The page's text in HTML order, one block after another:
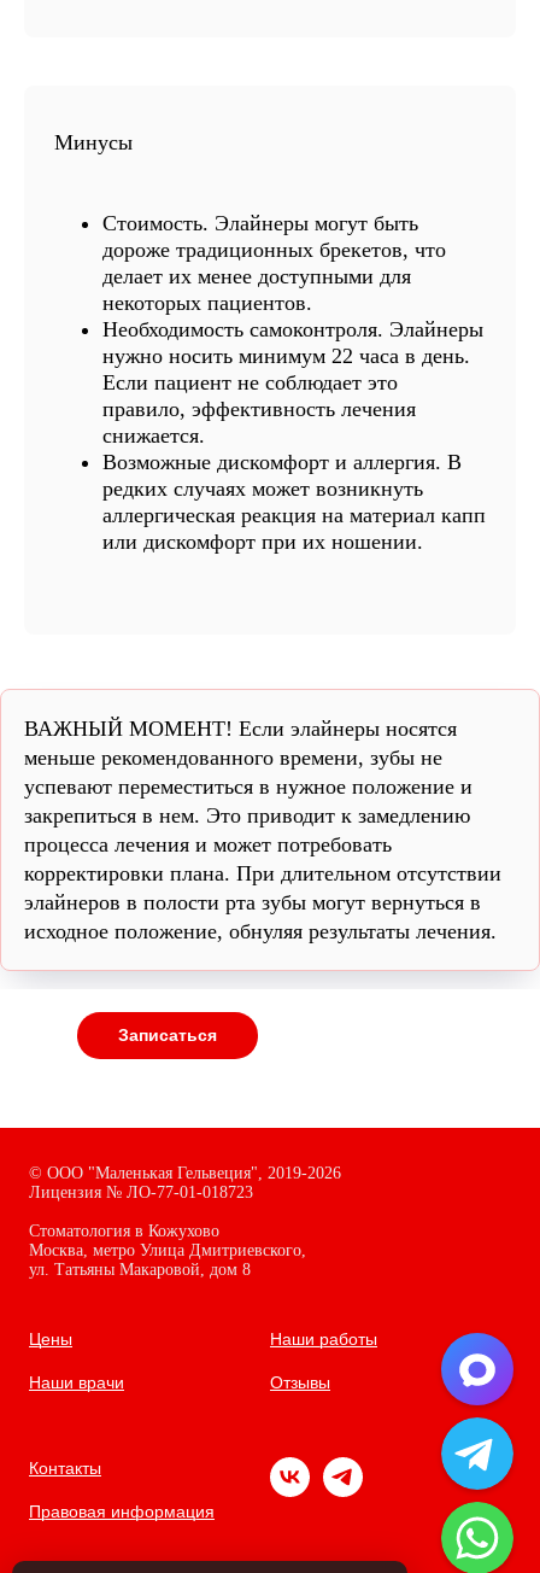
Минусы
Стоимость. Элайнеры могут быть
дороже традиционных брекетов, что
делает их менее доступными для
некоторых пациентов.
Необходимость самоконтроля. Элайнеры
нужно носить минимум 22 часа в день.
Если пациент не соблюдает это
правило, эффективность лечения
снижается.
Возможные дискомфорт и аллергия. В
редких случаях может возникнуть
аллергическая реакция на материал капп
или дискомфорт при их ношении.
ВАЖНЫЙ МОМЕНТ! Если элайнеры носятся
меньше рекомендованного времени, зубы не
успевают переместиться в нужное положение и
закрепиться в нем. Это приводит к замедлению
процесса лечения и может потребовать
корректировки плана. При длительном отсутствии
элайнеров в полости рта зубы могут вернуться в
исходное положение, обнуляя результаты лечения.
Записаться
© ООО "Маленькая Гельвеция", 2019-2026
Лицензия № ЛО-77-01-018723
Стоматология в Кожухово
Москва, метро Улица Дмитриевского,
ул. Татьяны Макаровой, дом 8
Цены
Наши врачи
Наши работы
Отзывы
Контакты
Правовая информация